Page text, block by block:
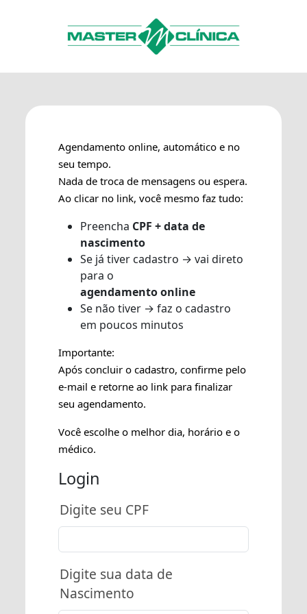
Agendamento online, automático e no
seu tempo.
Nada de troca de mensagens ou espera.
Ao clicar no link, você mesmo faz tudo:
Preencha CPF + data de
nascimento
Se já tiver cadastro → vai direto
para o
agendamento online
Se não tiver → faz o cadastro
em poucos minutos
Importante:
Após concluir o cadastro, confirme pelo
e-mail e retorne ao link para finalizar
seu agendamento.
Você escolhe o melhor dia, horário e o
médico.
Login
Digite seu CPF
Digite sua data de
Nascimento